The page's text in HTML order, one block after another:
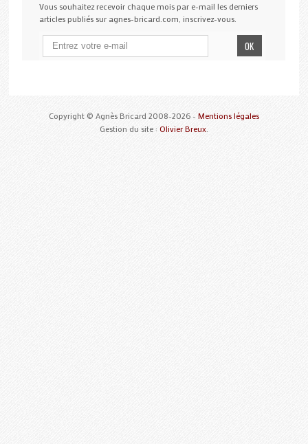
Vous souhaitez recevoir chaque mois par e-mail les derniers
articles publiés sur agnes-bricard.com, inscrivez-vous.
Copyright © Agnès Bricard 2008-2026 - Mentions légales
Gestion du site : Olivier Breux.